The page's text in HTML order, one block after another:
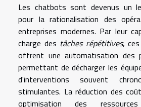
Les chatbots sont devenus un
pour la rationalisation des
entreprises modernes. Par leur
charge des tâches répétitives,
offrent une automatisation des
permettant de décharger les
d'interventions souvent
stimulantes. La réduction des
optimisation des